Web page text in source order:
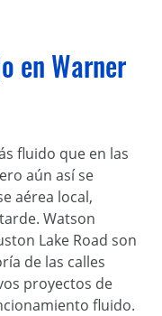
en Warner
fluido que en las
aún así se
aérea local,
Watson
Lake Road son
de las calles
proyectos de
fluido.